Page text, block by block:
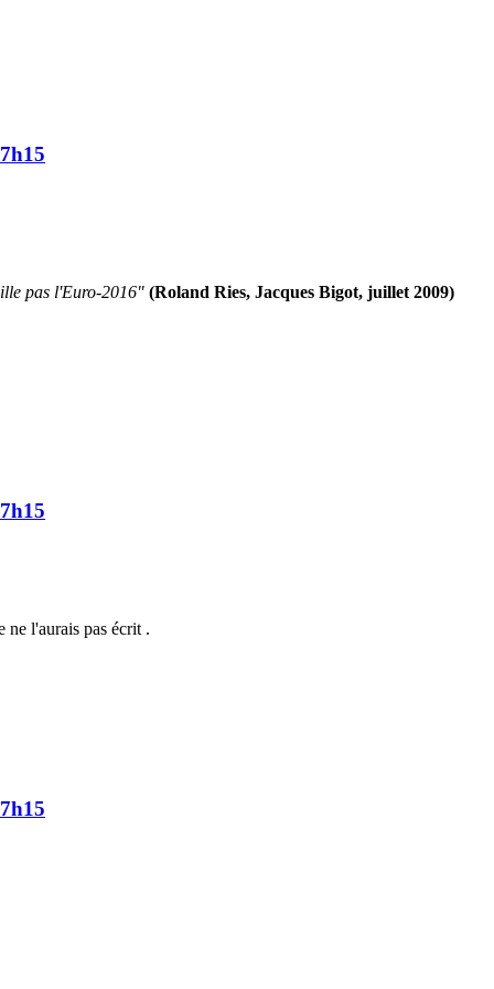
pas l'Euro-2016" (Roland Ries, Jacques Bigot, juillet 2009)
l'aurais pas écrit .